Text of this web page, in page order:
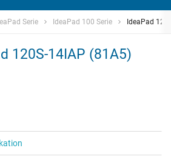
Serie IdeaPad 100 Serie IdeaPad
120S-14IAP (81A5)